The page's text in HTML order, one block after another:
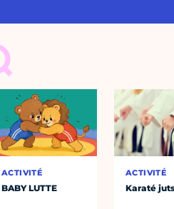
ACTIVITÉ
BABY LUTTE
ACTIVITÉ
Karaté